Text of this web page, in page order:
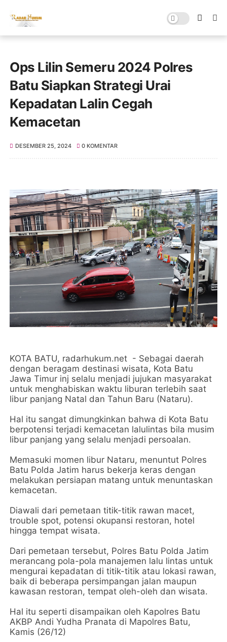
Ops Lilin Semeru 2024 Polres
Batu Siapkan Strategi Urai
Kepadatan Lalin Cegah
Kemacetan
DESEMBER 25, 2024 0 KOMENTAR
KOTA BATU, radarhukum.net - Sebagai daerah
dengan beragam destinasi wisata, Kota Batu
Jawa Timur inj selalu menjadi jujukan masyarakat
untuk menghabiskan waktu liburan terlebih saat
libur panjang Natal dan Tahun Baru (Nataru).
Hal itu sangat dimungkinkan bahwa di Kota Batu
berpotensi terjadi kemacetan lalulintas bila musim
libur panjang yang selalu menjadi persoalan.
Memasuki momen libur Nataru, menuntut Polres
Batu Polda Jatim harus bekerja keras dengan
melakukan persiapan matang untuk menuntaskan
kemacetan.
Diawali dari pemetaan titik-titik rawan macet,
trouble spot, potensi okupansi restoran, hotel
hingga tempat wisata.
Dari pemetaan tersebut, Polres Batu Polda Jatim
merancang pola-pola manajemen lalu lintas untuk
mengurai kepadatan di titik-titik atau lokasi rawan,
baik di beberapa persimpangan jalan maupun
kawasan restoran, tempat oleh-oleh dan wisata.
Hal itu seperti disampaikan oleh Kapolres Batu
AKBP Andi Yudha Pranata di Mapolres Batu,
Kamis (26/12)